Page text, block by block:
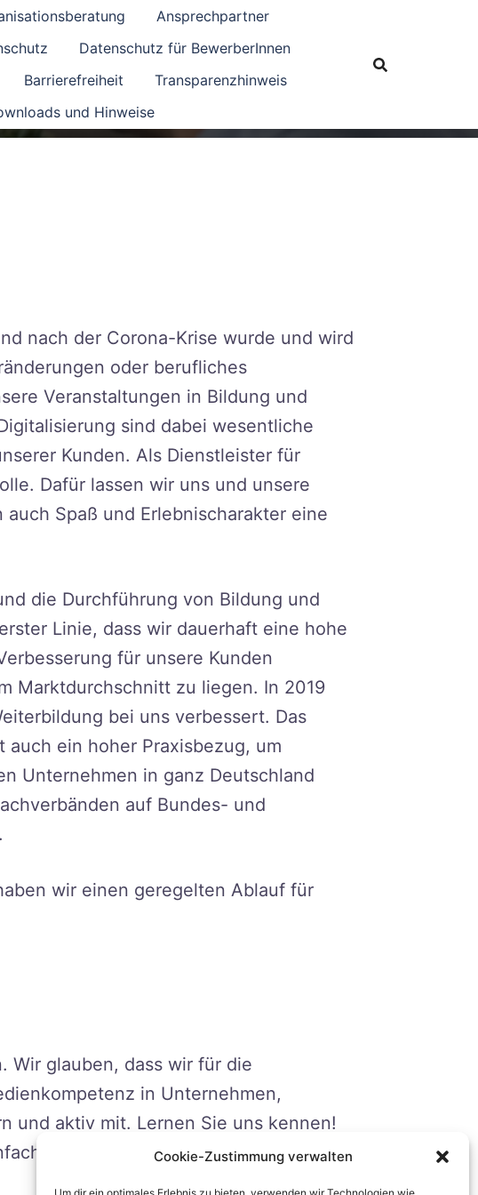
Cookie-Zustimmung verwalten
Ansprechpartner
Datenschutz für BewerberInnen
Barrierefreiheit
Transparenzhinweis
und Hinweise
nach der Corona-Krise wurde und wird
oder berufliches
Veranstaltungen in Bildung und
sind dabei wesentliche
Kunden. Als Dienstleister für
Dafür lassen wir uns und unsere
Spaß und Erlebnischarakter eine
die Durchführung von Bildung und
Linie, dass wir dauerhaft eine hohe
für unsere Kunden
Marktdurchschnitt zu liegen. In 2019
bei uns verbessert. Das
ein hoher Praxisbezug, um
Unternehmen in ganz Deutschland
auf Bundes- und
wir einen geregelten Ablauf für
Wir glauben, dass wir für die
in Unternehmen,
und aktiv mit. Lernen Sie uns kennen!
mal an.